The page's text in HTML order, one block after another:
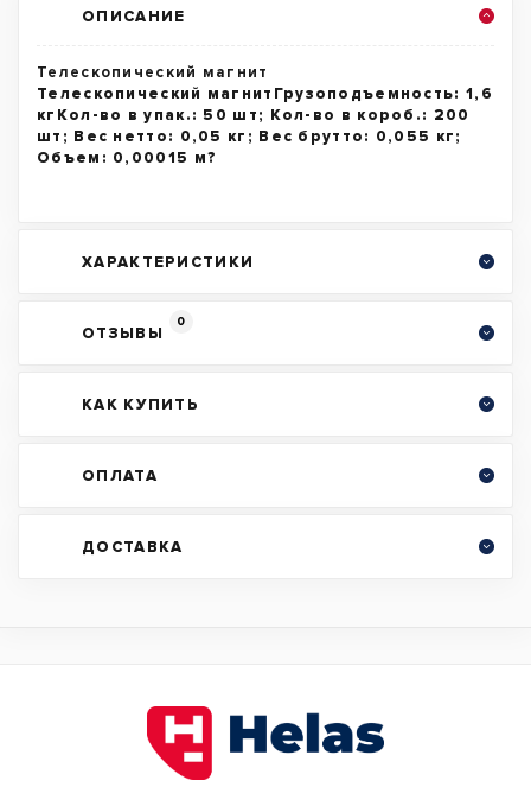
ОПИСАНИЕ
Телескопический магнит
Телескопический магнитГрузоподъемность: 1,6
кгКол-во в упак.: 50 шт; Кол-во в короб.: 200
шт; Вес нетто: 0,05 кг; Вес брутто: 0,055 кг;
Объем: 0,00015 м?
ХАРАКТЕРИСТИКИ
ОТЗЫВЫ
0
КАК КУПИТЬ
ОПЛАТА
ДОСТАВКА